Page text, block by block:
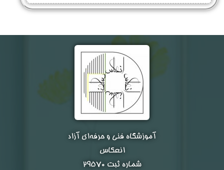
آموزشگاه فنی و حرفه‌ای آزاد
انعکاس
شماره ثبت ۲۹۵۷۰